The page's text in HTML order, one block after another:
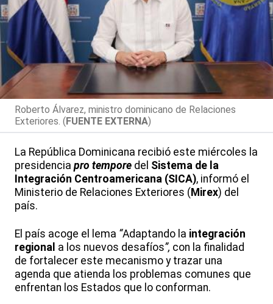
Roberto Álvarez, ministro dominicano de Relaciones
Exteriores. (FUENTE EXTERNA)
La República Dominicana recibió este miércoles la
presidencia pro tempore del Sistema de la
Integración Centroamericana (SICA), informó el
Ministerio de Relaciones Exteriores ( Mirex) del
país.
El país acoge el lema “Adaptando la integración
regional a los nuevos desafíos”, con la finalidad
de fortalecer este mecanismo y trazar una
agenda que atienda los problemas comunes que
enfrentan los Estados que lo conforman.